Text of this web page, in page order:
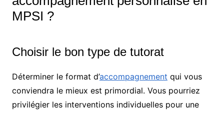
MPSI ?
Choisir le bon type de tutorat
Déterminer le format d’accompagnement qui vous
conviendra le mieux est primordial. Vous pourriez
privilégier les interventions individuelles pour une